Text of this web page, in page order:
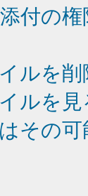
付の
ルを
ルを
その